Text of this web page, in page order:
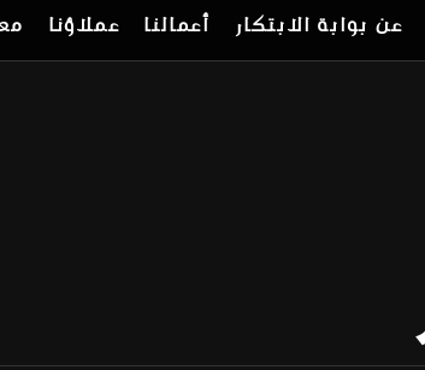
عن بوابة الابتكار أعمالنا عملاؤنا